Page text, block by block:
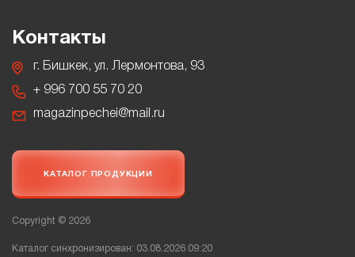
Контакты
г. Бишкек, ул. Лермонтова, 93
+ 996 700 55 70 20
magazinpechei@mail.ru
КАТАЛОГ ПРОДУКЦИИ
Copyright © 2026
Каталог синхронизирован: 03.08.2026 09:20